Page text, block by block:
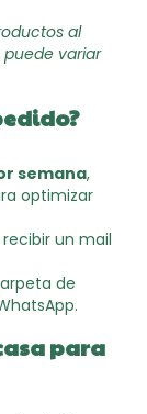
al
variar
semana,
optimizar
un mail
de
para